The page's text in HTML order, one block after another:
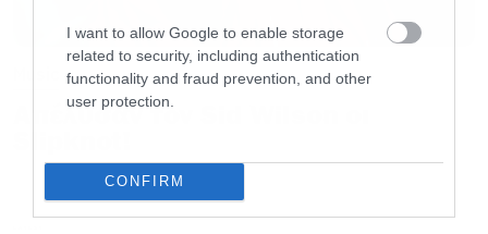
I want to allow Google to enable storage
related to security, including authentication
functionality and fraud prevention, and other
user protection.
CONFIRM
Απέλυσαν τον Sid Wilson οι